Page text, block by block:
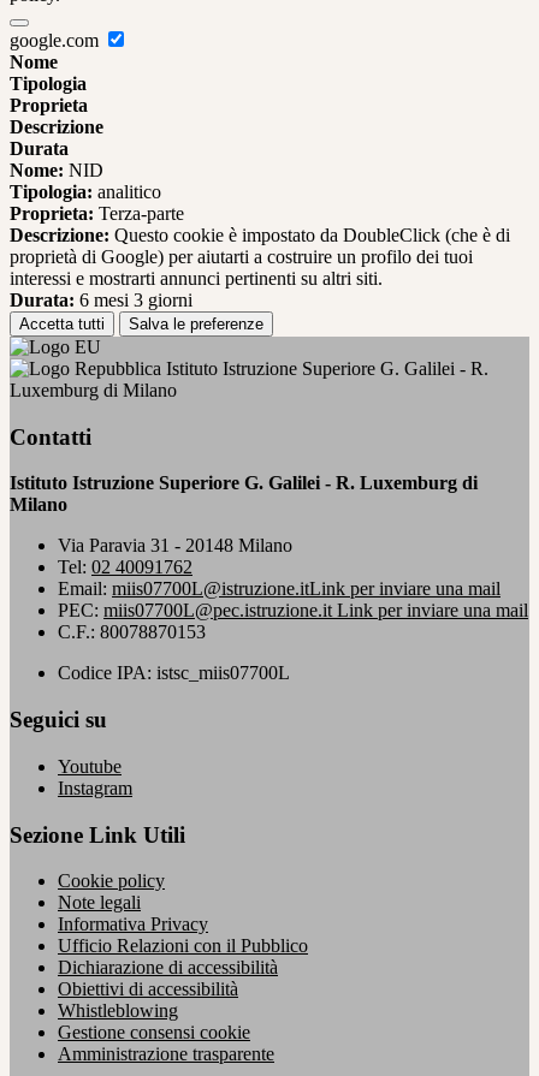
google.com
Nome
Tipologia
Proprieta
Descrizione
Durata
Nome: NID
Tipologia: analitico
Proprieta: Terza-parte
Descrizione: Questo cookie è impostato da DoubleClick (che è di
proprietà di Google) per aiutarti a costruire un profilo dei tuoi
interessi e mostrarti annunci pertinenti su altri siti.
Durata: 6 mesi 3 giorni
Accetta tutti Salva le preferenze
Istituto Istruzione Superiore G. Galilei - R.
Luxemburg di Milano
Contatti
Istituto Istruzione Superiore G. Galilei - R. Luxemburg di
Milano
Via Paravia 31 - 20148 Milano
Tel: 02 40091762
Email: miis07700L@istruzione.itLink per inviare una mail
PEC: miis07700L@pec.istruzione.itLink per inviare una mail
C.F.: 80078870153
Codice IPA: istsc_miis07700L
Seguici su
Youtube
Instagram
Sezione Link Utili
Cookie policy
Note legali
Informativa Privacy
Ufficio Relazioni con il Pubblico
Dichiarazione di accessibilità
Obiettivi di accessibilità
Whistleblowing
Gestione consensi cookie
Amministrazione trasparente